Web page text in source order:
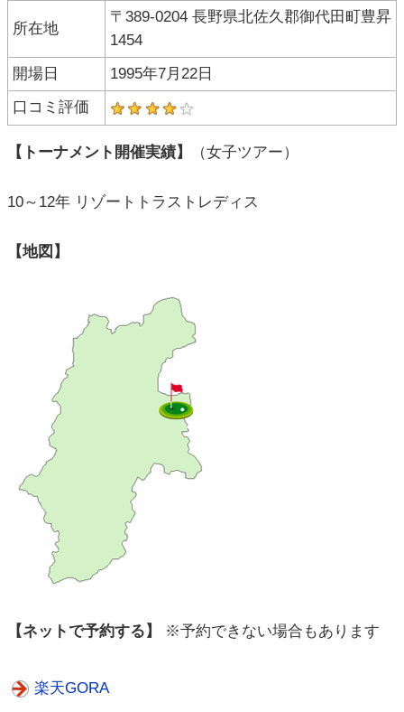
所在地
〒389-0204 長野県北佐久郡御代田町豊昇
1454
開場日
1995年7月22日
口コミ評価
【トーナメント開催実績】 （女子ツアー）
10～12年 リゾートトラストレディス
【地図】
【ネットで予約する】 ※予約できない場合もあります
楽天GORA